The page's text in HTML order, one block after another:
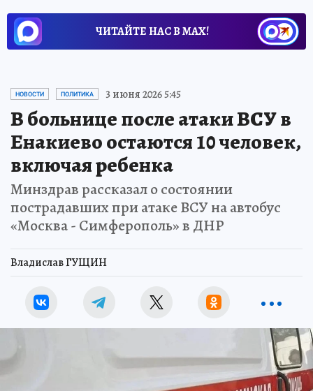
ЧИТАЙТЕ НАС В МАХ!
НОВОСТИ ПОЛИТИКА 3 июня 2026 5:45
В больнице после атаки ВСУ в
Енакиево остаются 10 человек,
включая ребенка
Минздрав рассказал о состоянии
пострадавших при атаке ВСУ на автобус
«Москва - Симферополь» в ДНР
Владислав ГУЩИН